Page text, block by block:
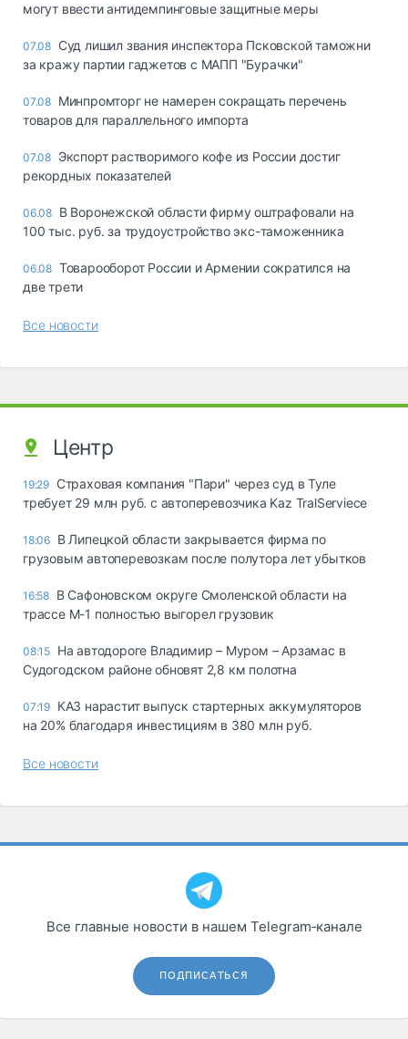
могут ввести антидемпинговые защитные меры
07.08 Суд лишил звания инспектора Псковской таможни
за кражу партии гаджетов с МАПП "Бурачки"
07.08 Минпромторг не намерен сокращать перечень
товаров для параллельного импорта
07.08 Экспорт растворимого кофе из России достиг
рекордных показателей
06.08 В Воронежской области фирму оштрафовали на
100 тыс. руб. за трудоустройство экс-таможенника
06.08 Товарооборот России и Армении сократился на
две трети
Все новости
Центр
19:29 Страховая компания "Пари" через суд в Туле
требует 29 млн руб. с автоперевозчика Kaz TralServiece
18:06 В Липецкой области закрывается фирма по
грузовым автоперевозкам после полутора лет убытков
16:58 В Сафоновском округе Смоленской области на
трассе М-1 полностью выгорел грузовик
08:15 На автодороге Владимир – Муром – Арзамас в
Судогодском районе обновят 2,8 км полотна
07:19 КАЗ нарастит выпуск стартерных аккумуляторов
на 20% благодаря инвестициям в 380 млн руб.
Все новости
Все главные новости в нашем Telegram‑канале
ПОДПИСАТЬСЯ